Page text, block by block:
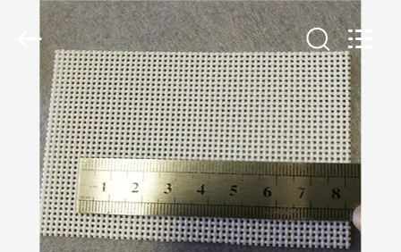
CASA
PRODOTTI
CIRCA
NOI
Reserved.